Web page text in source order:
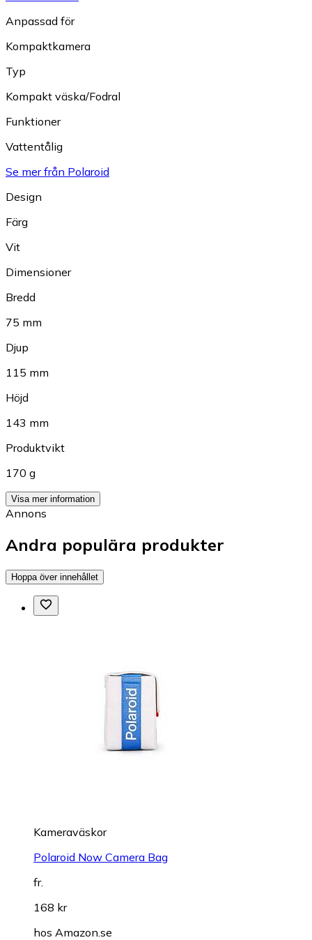
Anpassad för
Kompaktkamera
Typ
Kompakt väska/Fodral
Funktioner
Vattentålig
Se mer från Polaroid
Design
Färg
Vit
Dimensioner
Bredd
75 mm
Djup
115 mm
Höjd
143 mm
Produktvikt
170 g
Visa mer information
Annons
Andra populära produkter
Hoppa över innehållet
Kameraväskor
Polaroid Now Camera Bag
fr.
168 kr
hos Amazon.se